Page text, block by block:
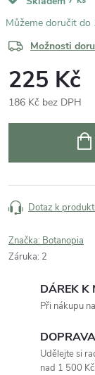
Možnosti
225 Kč
186 Kč bez DPH
Dotaz k
Značka: Botanopia
Záruka: 2
DÁREK K
Při nákupu
Udělejte si
nad 1 500 Kč.